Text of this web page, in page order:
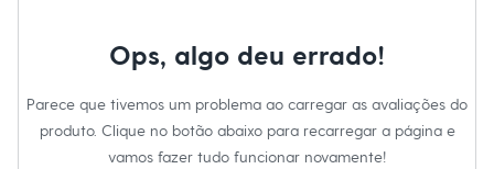
Shorts e Saias
Em alta
Dia dos Pais
Inverno
Ops, algo deu errado!
Parece que tivemos um problema ao carregar as avaliações do
produto. Clique no botão abaixo para recarregar a página e
vamos fazer tudo funcionar novamente!